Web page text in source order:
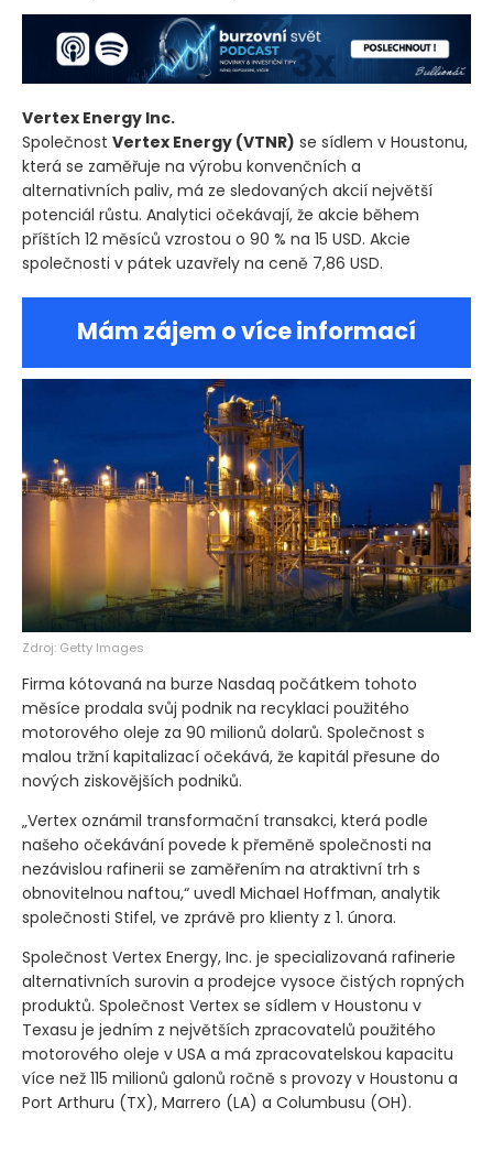
Vertex Energy Inc.
Společnost Vertex Energy (VTNR) se sídlem v Houstonu,
která se zaměřuje na výrobu konvenčních a
alternativních paliv, má ze sledovaných akcií největší
potenciál růstu. Analytici očekávají, že akcie během
příštích 12 měsíců vzrostou o 90 % na 15 USD. Akcie
společnosti v pátek uzavřely na ceně 7,86 USD.
Mám zájem o více informací
Zdroj: Getty Images
Firma kótovaná na burze Nasdaq počátkem tohoto
měsíce prodala svůj podnik na recyklaci použitého
motorového oleje za 90 milionů dolarů. Společnost s
malou tržní kapitalizací očekává, že kapitál přesune do
nových ziskovějších podniků.
„Vertex oznámil transformační transakci, která podle
našeho očekávání povede k přeměně společnosti na
nezávislou rafinerii se zaměřením na atraktivní trh s
obnovitelnou naftou,“ uvedl Michael Hoffman, analytik
společnosti Stifel, ve zprávě pro klienty z 1. února.
Společnost Vertex Energy, Inc. je specializovaná rafinerie
alternativních surovin a prodejce vysoce čistých ropných
produktů. Společnost Vertex se sídlem v Houstonu v
Texasu je jedním z největších zpracovatelů použitého
motorového oleje v USA a má zpracovatelskou kapacitu
více než 115 milionů galonů ročně s provozy v Houstonu a
Port Arthuru (TX), Marrero (LA) a Columbusu (OH).